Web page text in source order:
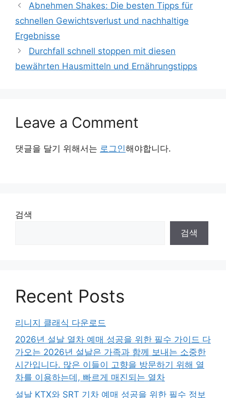
Abnehmen Shakes: Die besten Tipps für
schnellen Gewichtsverlust und nachhaltige
Ergebnisse
Durchfall schnell stoppen mit diesen
bewährten Hausmitteln und Ernährungstipps
Leave a Comment
댓글을 달기 위해서는 로그인해야합니다.
검색
검색
Recent Posts
리니지 클래식 다운로드
2026년 설날 열차 예매 성공을 위한 필수 가이드 다
가오는 2026년 설날은 가족과 함께 보내는 소중한
시간입니다. 많은 이들이 고향을 방문하기 위해 열
차를 이용하는데, 빠르게 매진되는 열차
설날 KTX와 SRT 기차 예매 성공을 위한 필수 정보